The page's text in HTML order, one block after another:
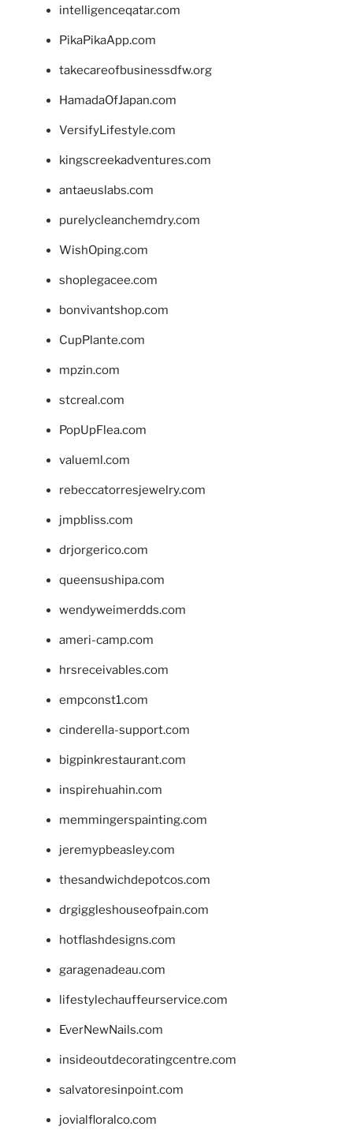
intelligenceqatar.com
PikaPikaApp.com
takecareofbusinessdfw.org
HamadaOfJapan.com
VersifyLifestyle.com
kingscreekadventures.com
antaeuslabs.com
purelycleanchemdry.com
WishOping.com
shoplegacee.com
bonvivantshop.com
CupPlante.com
mpzin.com
stcreal.com
PopUpFlea.com
valueml.com
rebeccatorresjewelry.com
jmpbliss.com
drjorgerico.com
queensushipa.com
wendyweimerdds.com
ameri-camp.com
hrsreceivables.com
empconst1.com
cinderella-support.com
bigpinkrestaurant.com
inspirehuahin.com
memmingerspainting.com
jeremypbeasley.com
thesandwichdepotcos.com
drgiggleshouseofpain.com
hotflashdesigns.com
garagenadeau.com
lifestylechauffeurservice.com
EverNewNails.com
insideoutdecoratingcentre.com
salvatoresinpoint.com
jovialfloralco.com